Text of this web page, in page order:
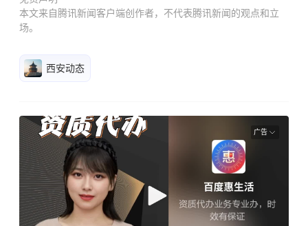
本文来自腾讯新闻客户端创作者，不代表腾讯新闻的观点和立
场。
西安动态
广告